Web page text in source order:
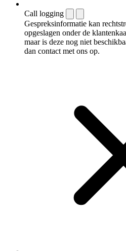
Call logging
Gespreksinformatie kan
opgeslagen onder de
maar is deze nog niet
dan contact met ons op.